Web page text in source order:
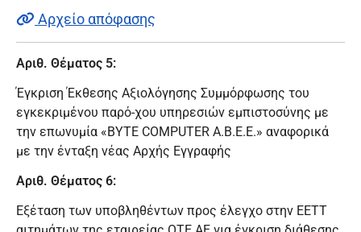
Αρχείο απόφασης
Αριθ. Θέματος 5:
Έγκριση Έκθεσης Αξιολόγησης Συμμόρφωσης του
εγκεκριμένου παρό-χου υπηρεσιών εμπιστοσύνης με
την επωνυμία «BYTE COMPUTER Α.Β.Ε.E.» αναφορικά
με την ένταξη νέας Αρχής Εγγραφής
Αριθ. Θέματος 6:
Εξέταση των υποβληθέντων προς έλεγχο στην ΕΕΤΤ